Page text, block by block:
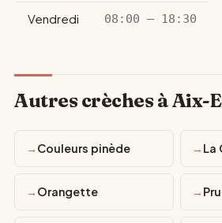
Vendredi 08:00 – 18:30
Autres crèches à Aix-
Couleurs pinède La
Orangette